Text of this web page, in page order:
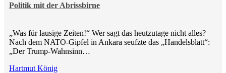
Politik mit der Abrissbirne
„Was für lausige Zeiten!“ Wer sagt das heutzutage nicht alles?
Nach dem NATO-Gipfel in Ankara seufzte das „Handelsblatt“:
„Der Trump-Wahnsinn…
Hartmut König